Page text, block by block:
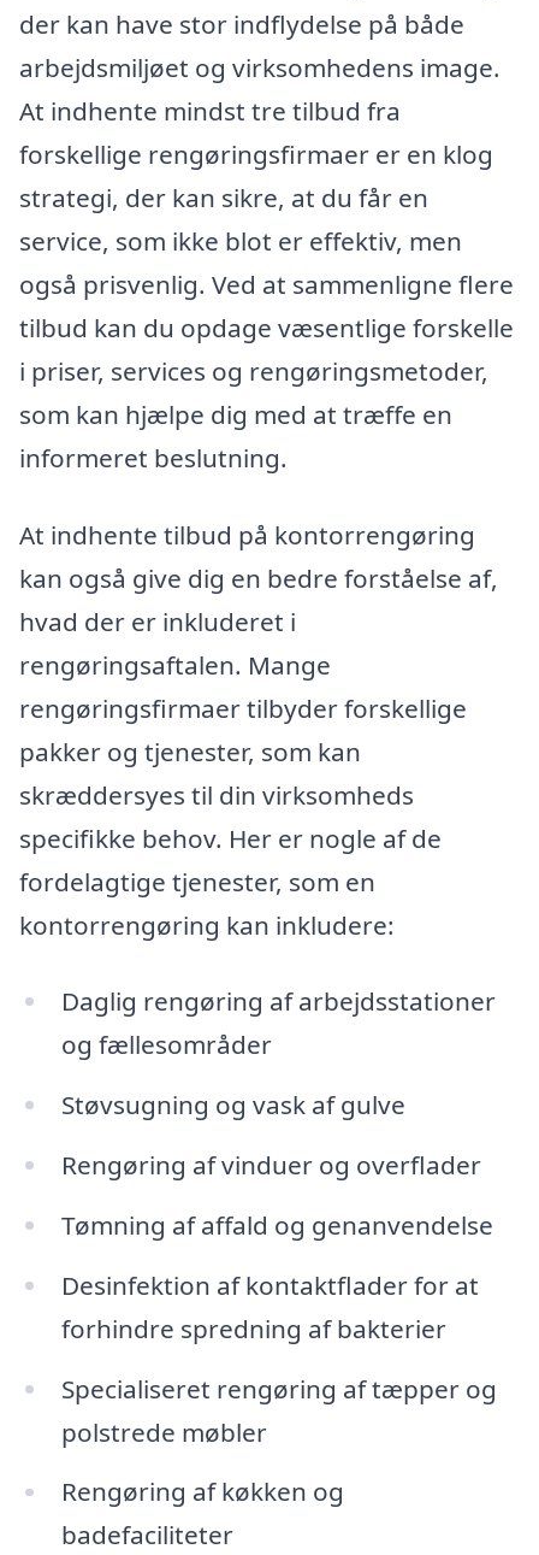
der kan have stor indflydelse på både
arbejdsmiljøet og virksomhedens image.
At indhente mindst tre tilbud fra
forskellige rengøringsfirmaer er en klog
strategi, der kan sikre, at du får en
service, som ikke blot er effektiv, men
også prisvenlig. Ved at sammenligne flere
tilbud kan du opdage væsentlige forskelle
i priser, services og rengøringsmetoder,
som kan hjælpe dig med at træffe en
informeret beslutning.
At indhente tilbud på kontorrengøring
kan også give dig en bedre forståelse af,
hvad der er inkluderet i
rengøringsaftalen. Mange
rengøringsfirmaer tilbyder forskellige
pakker og tjenester, som kan
skræddersyes til din virksomheds
specifikke behov. Her er nogle af de
fordelagtige tjenester, som en
kontorrengøring kan inkludere:
Daglig rengøring af arbejdsstationer
og fællesområder
Støvsugning og vask af gulve
Rengøring af vinduer og overflader
Tømning af affald og genanvendelse
Desinfektion af kontaktflader for at
forhindre spredning af bakterier
Specialiseret rengøring af tæpper og
polstrede møbler
Rengøring af køkken og
badefaciliteter